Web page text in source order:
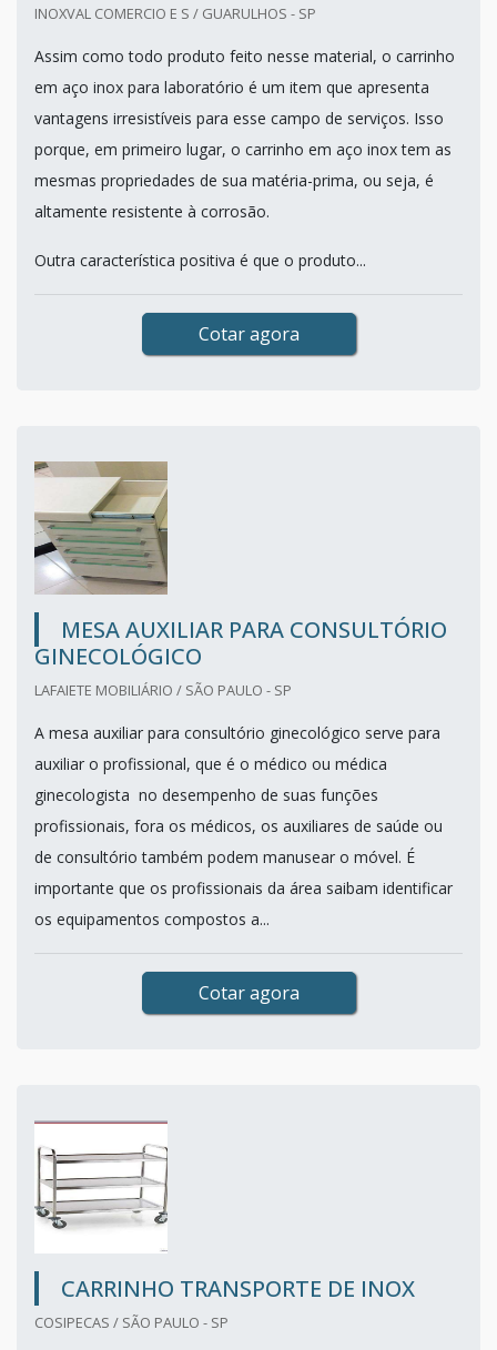
INOXVAL COMERCIO E S / GUARULHOS - SP
Assim como todo produto feito nesse material, o carrinho
em aço inox para laboratório é um item que apresenta
vantagens irresistíveis para esse campo de serviços. Isso
porque, em primeiro lugar, o carrinho em aço inox tem as
mesmas propriedades de sua matéria-prima, ou seja, é
altamente resistente à corrosão.
Outra característica positiva é que o produto...
Cotar agora
MESA AUXILIAR PARA CONSULTÓRIO
GINECOLÓGICO
LAFAIETE MOBILIÁRIO / SÃO PAULO - SP
A mesa auxiliar para consultório ginecológico serve para
auxiliar o profissional, que é o médico ou médica
ginecologista no desempenho de suas funções
profissionais, fora os médicos, os auxiliares de saúde ou
de consultório também podem manusear o móvel. É
importante que os profissionais da área saibam identificar
os equipamentos compostos a...
Cotar agora
CARRINHO TRANSPORTE DE INOX
COSIPECAS / SÃO PAULO - SP